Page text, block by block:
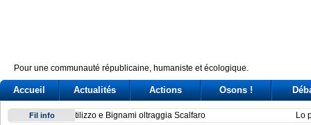
Pour une communauté républicaine, humaniste et écologique.
Accueil Actualités Actions Osons !
Fil info Lo psicodramma nel Pd. Dalla rabbia dei riformisti per la